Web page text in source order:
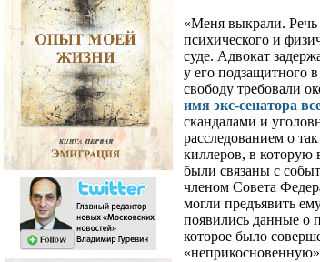
«Меня выкрали.
психического и
суде. Адвокат
у его подзащитного
свободу требовали
имя экс-сенатора
скандалами и
расследованием о
киллеров, в которую
были связаны с
членом Совета
могли предъявить
появились данные о
которое было